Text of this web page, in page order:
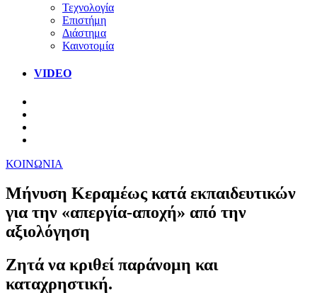
Τεχνολογία
Επιστήμη
Διάστημα
Καινοτομία
VIDEO
ΚΟΙΝΩΝΙΑ
Μήνυση Κεραμέως κατά εκπαιδευτικών
για την «απεργία-αποχή» από την
αξιολόγηση
Ζητά να κριθεί παράνομη και
καταχρηστική.